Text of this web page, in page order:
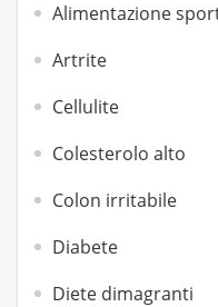
Alimentazione
Artrite
Cellulite
Colesterolo alto
Colon irritabile
Diabete
Diete dimagranti